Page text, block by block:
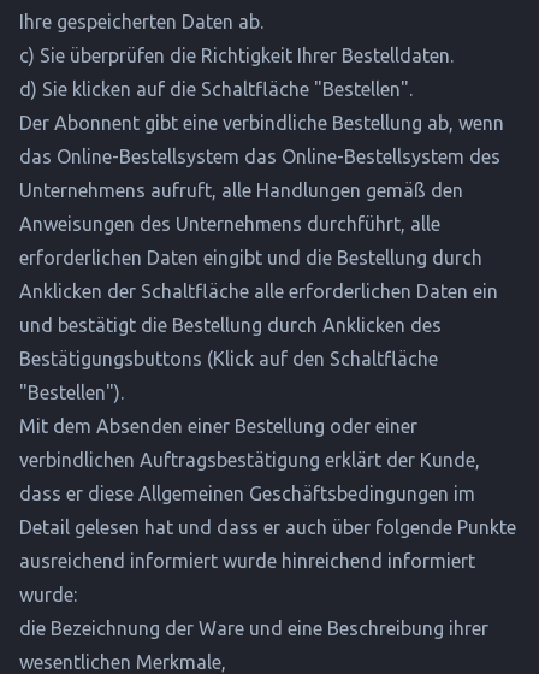
Ihre gespeicherten Daten ab.
c) Sie überprüfen die Richtigkeit Ihrer Bestelldaten.
d) Sie klicken auf die Schaltfläche "Bestellen".
Der Abonnent gibt eine verbindliche Bestellung ab, wenn
das Online-Bestellsystem das Online-Bestellsystem des
Unternehmens aufruft, alle Handlungen gemäß den
Anweisungen des Unternehmens durchführt, alle
erforderlichen Daten eingibt und die Bestellung durch
Anklicken der Schaltfläche alle erforderlichen Daten ein
und bestätigt die Bestellung durch Anklicken des
Bestätigungsbuttons (Klick auf den Schaltfläche
"Bestellen").
Mit dem Absenden einer Bestellung oder einer
verbindlichen Auftragsbestätigung erklärt der Kunde,
dass er diese Allgemeinen Geschäftsbedingungen im
Detail gelesen hat und dass er auch über folgende Punkte
ausreichend informiert wurde hinreichend informiert
wurde:
die Bezeichnung der Ware und eine Beschreibung ihrer
wesentlichen Merkmale,